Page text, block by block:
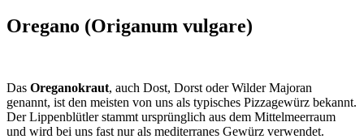
Oregano (Origanum vulgare)
Das Oreganokraut, auch Dost, Dorst oder Wilder Majoran
genannt, ist den meisten von uns als typisches Pizzagewürz bekannt.
Der Lippenblütler stammt ursprünglich aus dem Mittelmeerraum
und wird bei uns fast nur als mediterranes Gewürz verwendet.